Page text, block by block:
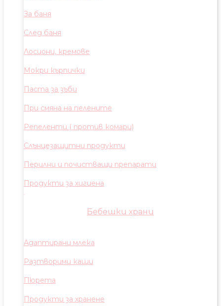
За баня
След баня
Лосиони, кремове
Мокри кърпички
Паста за зъби
При смяна на пелените
Репеленти ( против комари)
Слънцезащитни продукти
Перилни и почистващи препарати
Продукти за хигиена
Бебешки храни
Адаптирани млека
Разтворими каши
Пюрета
Продукти за хранене